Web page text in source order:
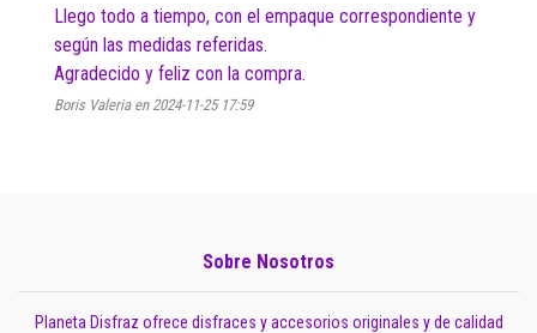
Llego todo a tiempo, con el empaque correspondiente y
según las medidas referidas.
Agradecido y feliz con la compra.
Boris Valeria en 2024-11-25 17:59
Sobre Nosotros
Planeta Disfraz ofrece disfraces y accesorios originales y de calidad